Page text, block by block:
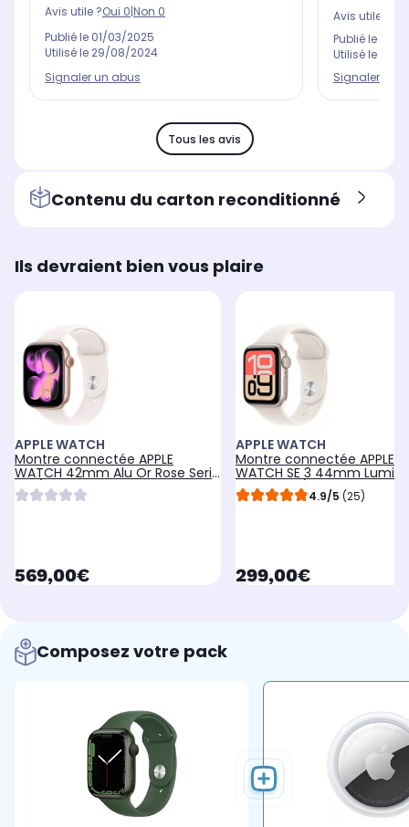
Avis utile ?Oui 0|Non 0
Publié le 01/03/2025
Utilisé le 29/08/2024
Signaler un abus
Avis utile ?
Publié le
Utilisé le
Signaler un
Tous les avis
Contenu du carton reconditionné
Ils devraient bien vous plaire
APPLE WATCH
Montre connectée APPLE
WATCH 42mm Alu Or Rose Serie
11 M/L Cellular
currentPrice
569,00€
APPLE WATCH
Montre connectée APPLE
WATCH SE 3 44mm
Stellaire M/L 4.9/5 (25)
currentPrice
299,00€
Composez votre pack